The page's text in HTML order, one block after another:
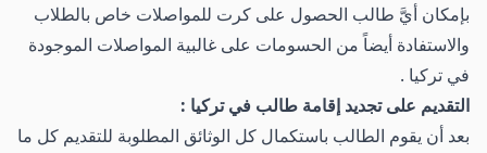
بإمكان أيَّ طالب الحصول على كرت للمواصلات خاص بالطلاب
والاستفادة أيضاً من الحسومات على غالبية المواصلات الموجودة
في تركيا .
التقديم على تجديد إقامة طالب في تركيا :
بعد أن يقوم الطالب باستكمال كل الوثائق المطلوبة للتقديم كل ما